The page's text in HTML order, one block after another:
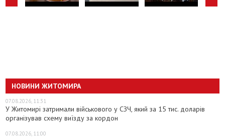
НОВИНИ ЖИТОМИРА
07.08.2026, 11:31
У Житомирі затримали військового у СЗЧ, який за 15 тис. доларів
організував схему виїзду за кордон
07.08.2026, 11:00